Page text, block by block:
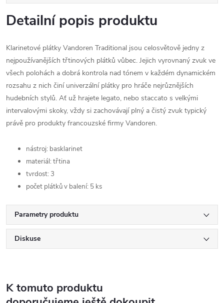
Detailní popis produktu
Klarinetové plátky Vandoren Traditional jsou celosvětově jedny z
nejpoužívanějších třtinových plátků vůbec. Jejich vyrovnaný zvuk ve
všech polohách a dobrá kontrola nad tónem v každém dynamickém
rozsahu z nich činí univerzální plátky pro hráče nejrůznějších
hudebních stylů. Ať už hrajete legato, nebo staccato s velkými
intervalovými skoky, vždy si zachovávají plný a čistý zvuk typický
právě pro produkty francouzské firmy Vandoren.
nástroj: basklarinet
materiál: třtina
tvrdost: 3
počet plátků v balení: 5 ks
Parametry produktu
Diskuse
K tomuto produktu